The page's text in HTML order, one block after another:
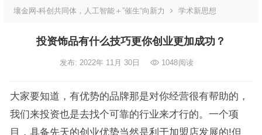
壤金网-科创共同体，人工智能＋”催生“向新力 学术新思想
投资饰品有什么技巧更你创业更加成功？
发布: 2022年 11月 30日 1048阅读
大家要知道，有优势的品牌那是对你经营很有帮助的，
我们来投资也是去找个可靠的行业来才行的。一个项
目，具备先天的创业优势当然是利于加盟店发展的!但